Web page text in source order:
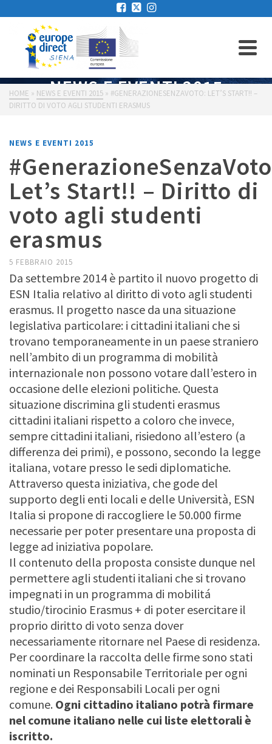
NEWS E EVENTI 2015
HOME » NEWS E EVENTI 2015 » #GENERAZIONESENZAVOTO: LET’S START!! –
DIRITTO DI VOTO AGLI STUDENTI ERASMUS
NEWS E EVENTI 2015
Let’s Start!! – Diritto di
voto agli studenti
erasmus
5 FEBBRAIO 2015
Da settembre 2014 è partito il nuovo progetto di
ESN Italia relativo al diritto di voto agli studenti
erasmus. Il progetto nasce da una situazione
legislativa particolare: i cittadini italiani che si
trovano temporaneamente in un paese straniero
nell’ambito di un programma di mobilità
internazionale non possono votare dall’estero in
occasione delle elezioni politiche. Questa
situazione discrimina gli studenti erasmus
cittadini italiani rispetto a coloro che invece,
sempre cittadini italiani, risiedono all’estero (a
differenza dei primi), e possono, secondo la legge
italiana, votare presso le sedi diplomatiche.
Attraverso questa iniziativa, che gode del
supporto degli enti locali e delle Università, ESN
Italia si propone di raccogliere le 50.000 firme
necessarie per poter presentare una proposta di
legge ad iniziativa popolare.
Il contenuto della proposta consiste dunque nel
permettere agli studenti italiani che si trovano
impegnati in un programma di mobilitá
studio/tirocinio Erasmus + di poter esercitare il
proprio diritto di voto senza dover
necessariamente ritornare nel Paese di residenza.
Per coordinare la raccolta delle firme sono stati
nominati un Responsabile Territoriale per ogni
regione e dei Responsabili Locali per ogni
comune. Ogni cittadino italiano potrà firmare
nel comune italiano nelle cui liste elettorali è
iscritto.